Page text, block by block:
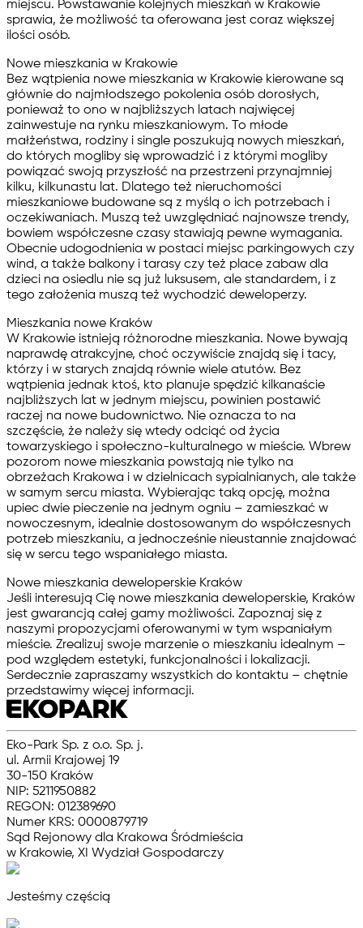
miejscu. Powstawanie kolejnych mieszkań w Krakowie
sprawia, że możliwość ta oferowana jest coraz większej
ilości osób.
Nowe mieszkania w Krakowie
Bez wątpienia nowe mieszkania w Krakowie kierowane są
głównie do najmłodszego pokolenia osób dorosłych,
ponieważ to ono w najbliższych latach najwięcej
zainwestuje na rynku mieszkaniowym. To młode
małżeństwa, rodziny i single poszukują nowych mieszkań,
do których mogliby się wprowadzić i z którymi mogliby
powiązać swoją przyszłość na przestrzeni przynajmniej
kilku, kilkunastu lat. Dlatego też nieruchomości
mieszkaniowe budowane są z myślą o ich potrzebach i
oczekiwaniach. Muszą też uwzględniać najnowsze trendy,
bowiem współczesne czasy stawiają pewne wymagania.
Obecnie udogodnienia w postaci miejsc parkingowych czy
wind, a także balkony i tarasy czy też place zabaw dla
dzieci na osiedlu nie są już luksusem, ale standardem, i z
tego założenia muszą też wychodzić deweloperzy.
Mieszkania nowe Kraków
W Krakowie istnieją różnorodne mieszkania. Nowe bywają
naprawdę atrakcyjne, choć oczywiście znajdą się i tacy,
którzy i w starych znajdą równie wiele atutów. Bez
wątpienia jednak ktoś, kto planuje spędzić kilkanaście
najbliższych lat w jednym miejscu, powinien postawić
raczej na nowe budownictwo. Nie oznacza to na
szczęście, że należy się wtedy odciąć od życia
towarzyskiego i społeczno-kulturalnego w mieście. Wbrew
pozorom nowe mieszkania powstają nie tylko na
obrzeżach Krakowa i w dzielnicach sypialnianych, ale także
w samym sercu miasta. Wybierając taką opcję, można
upiec dwie pieczenie na jednym ogniu – zamieszkać w
nowoczesnym, idealnie dostosowanym do współczesnych
potrzeb mieszkaniu, a jednocześnie nieustannie znajdować
się w sercu tego wspaniałego miasta.
Nowe mieszkania deweloperskie Kraków
Jeśli interesują Cię nowe mieszkania deweloperskie, Kraków
jest gwarancją całej gamy możliwości. Zapoznaj się z
naszymi propozycjami oferowanymi w tym wspaniałym
mieście. Zrealizuj swoje marzenie o mieszkaniu idealnym –
pod względem estetyki, funkcjonalności i lokalizacji.
Serdecznie zapraszamy wszystkich do kontaktu – chętnie
przedstawimy więcej informacji.
Eko-Park Sp. z o.o. Sp. j.
ul. Armii Krajowej 19
30-150 Kraków
NIP: 5211950882
REGON: 012389690
Numer KRS: 0000879719
Sąd Rejonowy dla Krakowa Śródmieścia
w Krakowie, XI Wydział Gospodarczy
Jesteśmy częścią